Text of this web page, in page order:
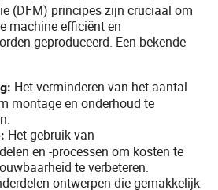
(DFM) principes zijn cruciaal om
machine efficiënt en
geproduceerd. Een bekende
Het verminderen van het aantal
montage en onderhoud te
Het gebruik van
en -processen om kosten te
te verbeteren.
ontwerpen die gemakkelijk